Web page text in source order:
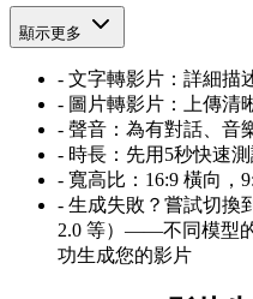
顯示更多
- 文字轉影片：詳細描
- 圖片轉影片：上傳清
- 聲音：為有對話、音
- 時長：先用5秒快速
- 寬高比：16:9 橫向，
- 生成失敗？嘗試切換
2.0 等）——不同模型
功生成您的影片